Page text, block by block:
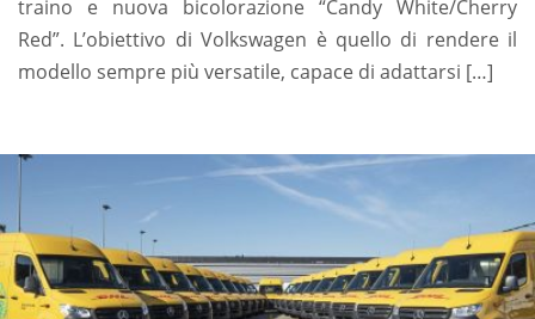
traino e nuova bicolorazione “Candy White/Cherry
Red”. L’obiettivo di Volkswagen è quello di rendere il
modello sempre più versatile, capace di adattarsi […]